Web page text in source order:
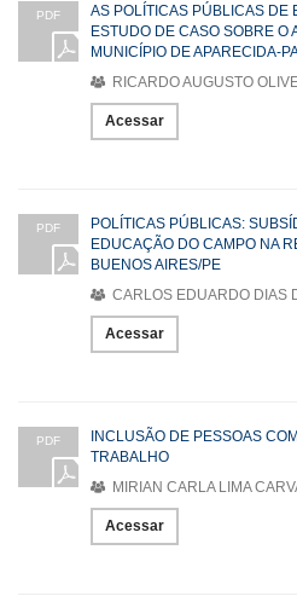
PDF
AS POLÍTICAS PÚBLICAS DE
ESTUDO DE CASO SOBRE O
MUNICÍPIO DE APARECIDA-
RICARDO AUGUSTO
Acessar
PDF
POLÍTICAS PÚBLICAS:
EDUCAÇÃO DO CAMPO NA
BUENOS AIRES/PE
CARLOS EDUARDO DIAS
Acessar
PDF
INCLUSÃO DE PESSOAS
TRABALHO
MIRIAN CARLA LIMA
Acessar